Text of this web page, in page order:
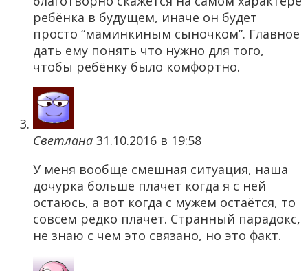
ребёнка в будущем, иначе он будет
просто “маминкиным сыночком”. Главное
дать ему понять что нужно для того,
чтобы ребёнку было комфортно.
Светлана 31.10.2016 в 19:58
У меня вообще смешная ситуация, наша
дочурка больше плачет когда я с ней
остаюсь, а вот когда с мужем остаётся, то
совсем редко плачет. Странный парадокс,
не знаю с чем это связано, но это факт.